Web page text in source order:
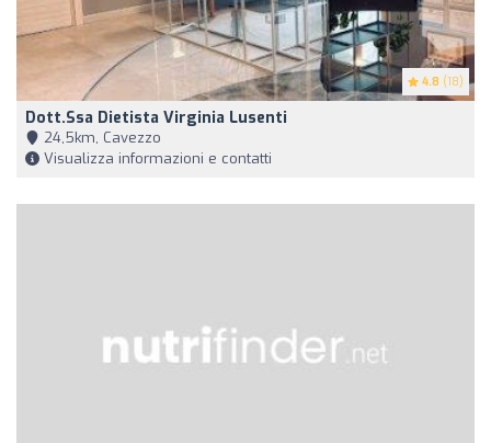
4.8 (18)
Dott.ssa Dietista Virginia Lusenti
24,5km, Cavezzo
Visualizza informazioni e contatti